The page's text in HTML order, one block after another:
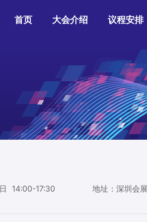
首页 大会介绍 议程安排
14:00-17:30 地址：深圳会